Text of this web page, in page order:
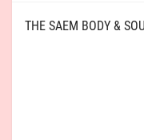
THE SAEM BODY &